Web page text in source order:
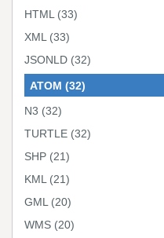
HTML (33)
XML (33)
JSONLD (32)
ATOM (32)
N3 (32)
TURTLE (32)
SHP (21)
KML (21)
GML (20)
WMS (20)